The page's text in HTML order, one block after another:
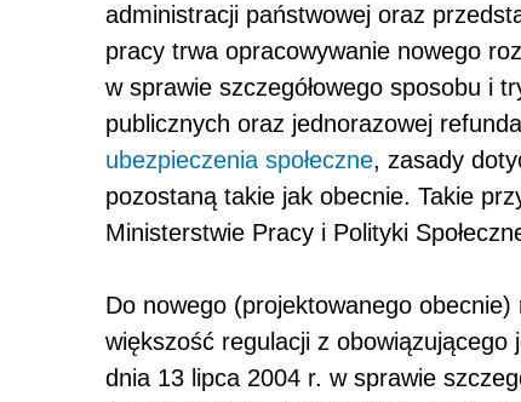
administracji państwowej oraz
pracy trwa opracowywanie nowego
w sprawie szczegółowego sposobu i
publicznych oraz jednorazowej
ubezpieczenia społeczne, zasady
pozostaną takie jak obecnie. Takie
Ministerstwie Pracy i Polityki
Do nowego (projektowanego
większość regulacji z
dnia 13 lipca 2004 r. w sprawie